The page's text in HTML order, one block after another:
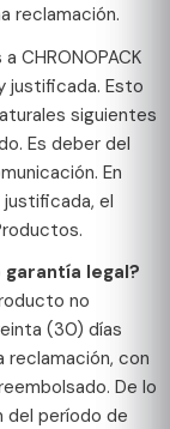
reclamación.
CHRONOPACK
justificada. Esto
siguientes
Es deber del
En
el
legal?
no
(30) días
reclamación, con
De lo
del período de